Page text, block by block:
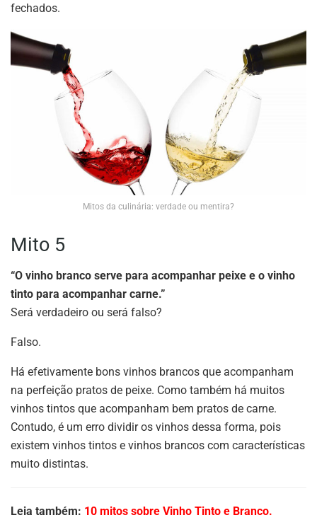
fechados.
Mitos da culinária: verdade ou mentira?
Mito 5
“O vinho branco serve para acompanhar peixe e o vinho
tinto para acompanhar carne.”
Será verdadeiro ou será falso?
Falso.
Há efetivamente bons vinhos brancos que acompanham
na perfeição pratos de peixe. Como também há muitos
vinhos tintos que acompanham bem pratos de carne.
Contudo, é um erro dividir os vinhos dessa forma, pois
existem vinhos tintos e vinhos brancos com características
muito distintas.
Leia também: 10 mitos sobre Vinho Tinto e Branco.